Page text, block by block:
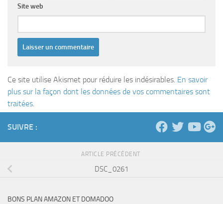
Site web
Ce site utilise Akismet pour réduire les indésirables. En savoir
plus sur la façon dont les données de vos commentaires sont
traitées.
SUIVRE :
ARTICLE PRÉCÉDENT
DSC_0261
BONS PLAN AMAZON ET DOMADOO